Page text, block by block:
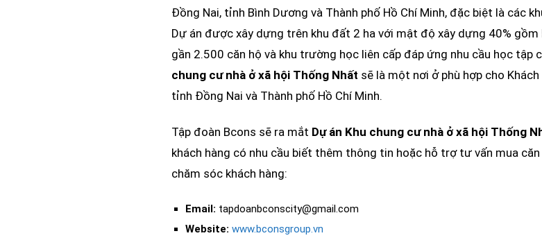
Đồng Nai, tỉnh Bình Dương và Thành phố Hồ Chí Minh, đặc biệt là các
Dự án được xây dựng trên khu đất 2 ha với mật độ xây dựng 40%
gần 2.500 căn hộ và khu trường học liên cấp đáp ứng nhu cầu học tập
chung cư nhà ở xã hội Thống Nhất sẽ là một nơi ở phù hợp cho
tỉnh Đồng Nai và Thành phố Hồ Chí Minh.
Tập đoàn Bcons sẽ ra mắt Dự án Khu chung cư nhà ở xã hội Thống
khách hàng có nhu cầu biết thêm thông tin hoặc hỗ trợ tư vấn mua
chăm sóc khách hàng:
Email: tapdoanbconscity@gmail.com
Website: www.bconsgroup.vn